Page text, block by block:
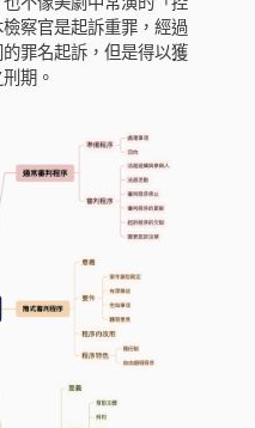
察官是起訴重罪，經過
罪名起訴，但是得以獲
期。